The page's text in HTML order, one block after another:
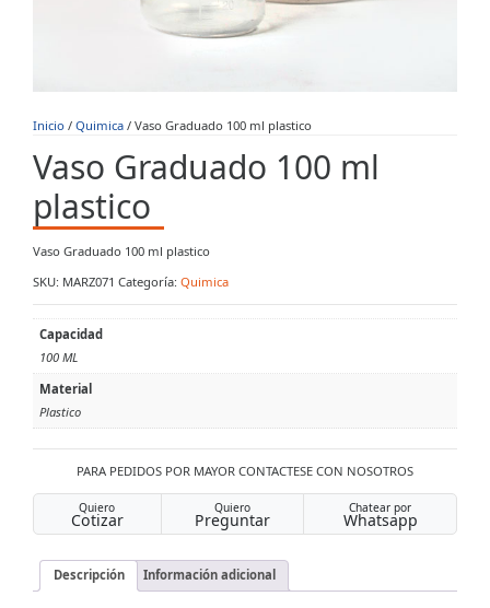
Inicio / Quimica / Vaso Graduado 100 ml plastico
Vaso Graduado 100 ml
plastico
Vaso Graduado 100 ml plastico
SKU: MARZ071 Categoría: Quimica
Capacidad
100 ML
Material
Plastico
PARA PEDIDOS POR MAYOR CONTACTESE CON NOSOTROS
Quiero
Cotizar
Quiero
Preguntar
Chatear por
Whatsapp
Descripción Información adicional